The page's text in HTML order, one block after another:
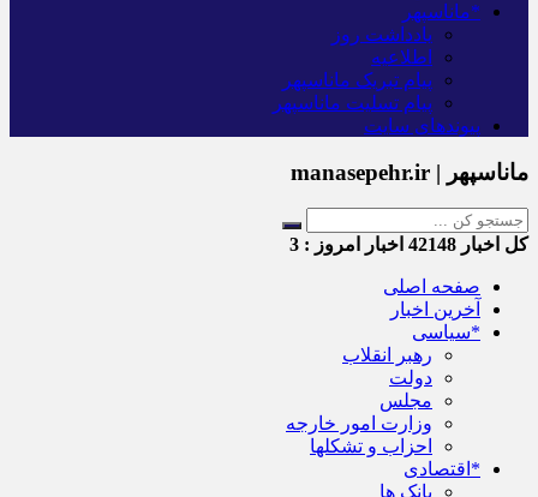
*ماناسپهر
یادداشت روز
اطلاعیه
پیام تبریک ماناسپهر
پیام تسلیت ماناسپهر
پیوندهای سایت
ماناسپهر | manasepehr.ir
کل اخبار اخبار امروز : 3
صفحه اصلی
آخرین اخبار
*سیاسی
رهبر انقلاب
دولت
مجلس
وزارت امور خارجه
احزاب و تشکلها
*اقتصادی
بانک ها